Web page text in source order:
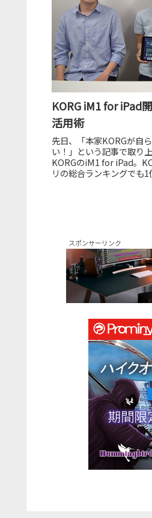
KORG iM1 for iPad
活用術
先日、「本家KORGが自
い！」という記事で取り
KORGのiM1 for iPad。
リの総合ランキングでも
スポンサーリンク